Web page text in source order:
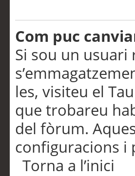
Com puc
Si sou un
les, visiteu el
que trobareu
del fòrum.
configuracions i
Torna a l’inici